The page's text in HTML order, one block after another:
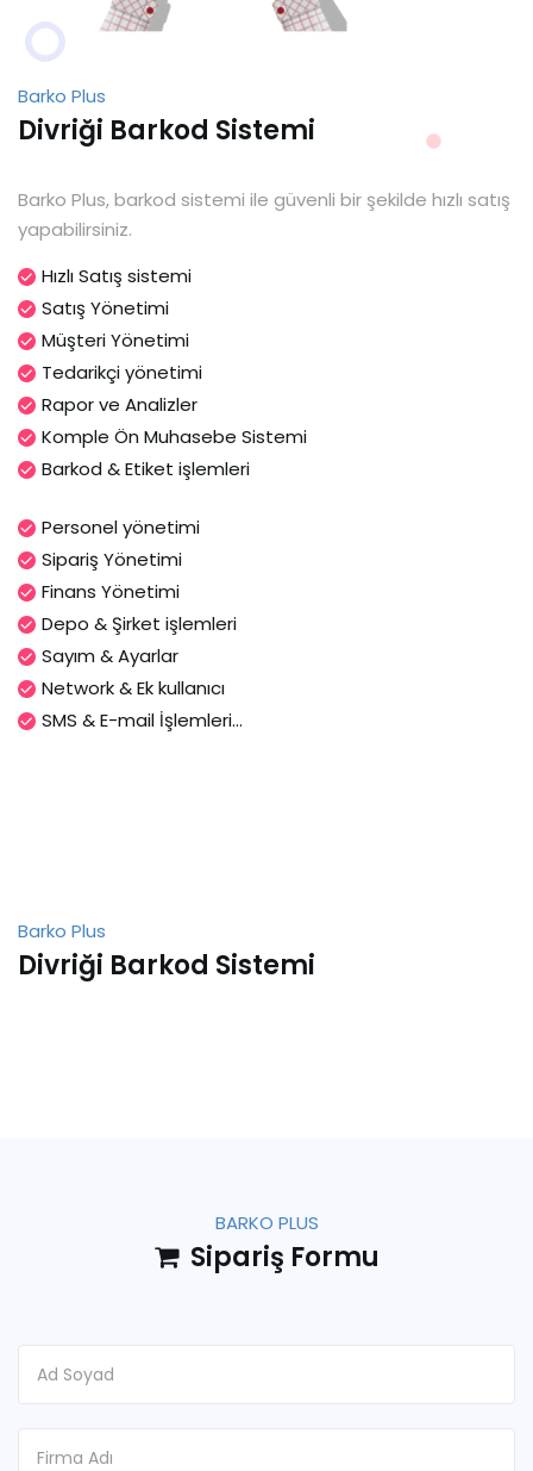
Barko Plus
Divriği Barkod Sistemi
Barko Plus, barkod sistemi ile güvenli bir şekilde hızlı satış
yapabilirsiniz.
Hızlı Satış sistemi
Satış Yönetimi
Müşteri Yönetimi
Tedarikçi yönetimi
Rapor ve Analizler
Komple Ön Muhasebe Sistemi
Barkod & Etiket işlemleri
Personel yönetimi
Sipariş Yönetimi
Finans Yönetimi
Depo & Şirket işlemleri
Sayım & Ayarlar
Network & Ek kullanıcı
SMS & E-mail İşlemleri...
Barko Plus
Divriği Barkod Sistemi
BARKO PLUS
Sipariş Formu